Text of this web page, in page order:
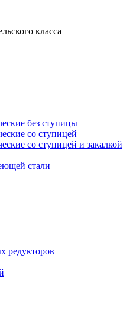
класса
без ступицы
со ступицей
со ступицей и закалкой
стали
редукторов